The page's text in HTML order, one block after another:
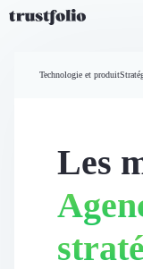
Widgets d'avis
Partage d’avis multicanal
Vidéo de témoignage
Accueil
Technologie et produit
Les